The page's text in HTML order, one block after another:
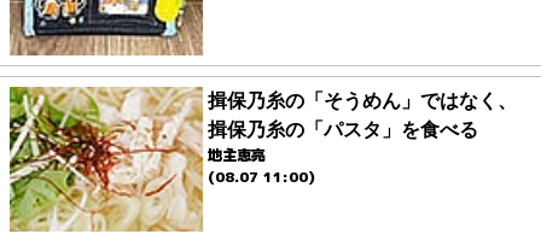
揖保乃糸の「そうめん」ではなく、
揖保乃糸の「パスタ」を食べる
地主恵亮
(08.07 11:00)